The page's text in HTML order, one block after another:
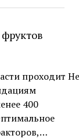
проходит
400